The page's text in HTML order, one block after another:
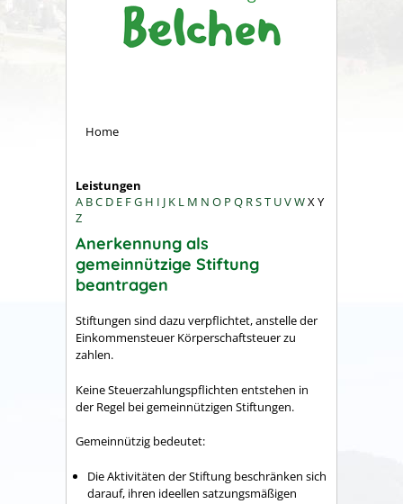
Home
Leistungen
A BC D E FG H I J K L M N O P Q RST UVWXY
Z
Anerkennung als
gemeinnützige Stiftung
beantragen
Stiftungen sind dazu verpflichtet, anstelle der
Einkommensteuer Körperschaftsteuer zu
zahlen.
Keine Steuerzahlungspflichten entstehen in
der Regel bei gemeinnützigen Stiftungen.
Gemeinnützig bedeutet:
Die Aktivitäten der Stiftung beschränken sich
darauf, ihren ideellen satzungsmäßigen